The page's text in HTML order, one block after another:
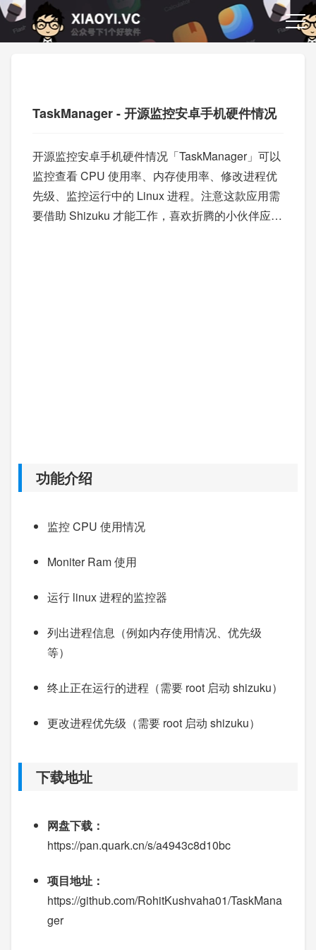
TaskManager - 开源监控安卓手机硬件情况
开源监控安卓手机硬件情况「TaskManager」可以
监控查看 CPU 使用率、内存使用率、修改进程优
先级、监控运行中的 Linux 进程。注意这款应用需
要借助 Shizuku 才能工作，喜欢折腾的小伙伴应该
功能介绍
监控 CPU 使用情况
Moniter Ram 使用
运行 linux 进程的监控器
列出进程信息（例如内存使用情况、优先级
等）
终止正在运行的进程（需要 root 启动 shizuku）
更改进程优先级（需要 root 启动 shizuku）
下载地址
网盘下载：
https://pan.quark.cn/s/a4943c8d10bc
项目地址：
https://github.com/RohitKushvaha01/TaskMana
ger